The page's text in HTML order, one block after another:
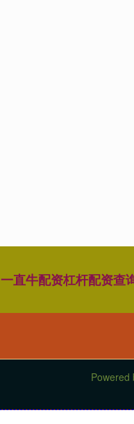
一直牛配资杠杆配资查
Powered